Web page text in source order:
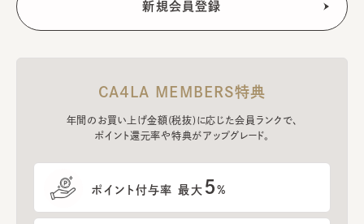
CA4LA MEMBERS特典
年間のお買い上げ金額(税抜)に応じた会員ランクで、
ポイント還元率や特典がアップグレード。
ポイント付与率 最大 5%